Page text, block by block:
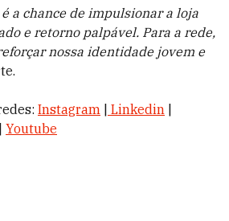
é a chance de impulsionar a loja
e retorno palpável. Para a rede,
nossa identidade jovem e
Instagram Linkedin
Youtube